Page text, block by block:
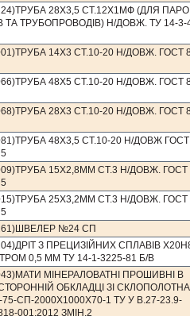
28Х3,5 СТ.12Х1МФ (ДЛЯ
ТА ТРУБОПРОВОДІВ) Н/ДОВЖ. ТУ 14-3-
14Х3 СТ.10-20 Н/ДОВЖ. ГОСТ
48Х5 СТ.10-20 Н/ДОВЖ. ГОСТ
28Х3 СТ.10-20 Н/ДОВЖ. ГОСТ
48Х3,5 СТ.10-20 Н/ДОВЖ ГОСТ
15Х2,8ММ СТ.3 Н/ДОВЖ. ГОСТ
25Х3,2ММ СТ.3 Н/ДОВЖ. ГОСТ
№24 СП
З ПРЕЦИЗIЙНИХ СПЛАВIВ
0,5 ММ ТУ 14-1-3225-81 Б/В
МІНЕРАЛОВАТНІ ПРОШИВНІ В
ОБКЛАДЦІ ЗІ СКЛОПОЛОТНА
СП-2000Х1000Х70-1 ТУ У В.27-23.9-
001:2012 ЗМІН.2